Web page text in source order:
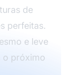
de
perfeitas.
e leve
o próximo